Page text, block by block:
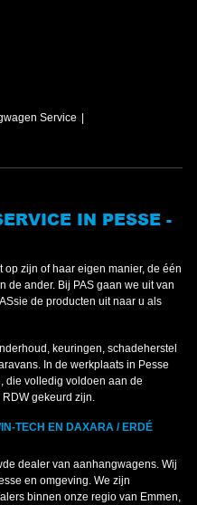
Service
IN PESSE -
zijn of haar eigen manier, de één
de ander. Bij PAS gaan we uit van
de producten uit naar u als
keuringen, schadeherstel
In de werkplaats in Pesse
die volledig voldoen aan de
gekeurd zijn.
TECH EN DAXARA / ERDÉ
dealer van aanhangwagens. Wij
en omgeving. We zijn
binnen onze regio van Emmen,